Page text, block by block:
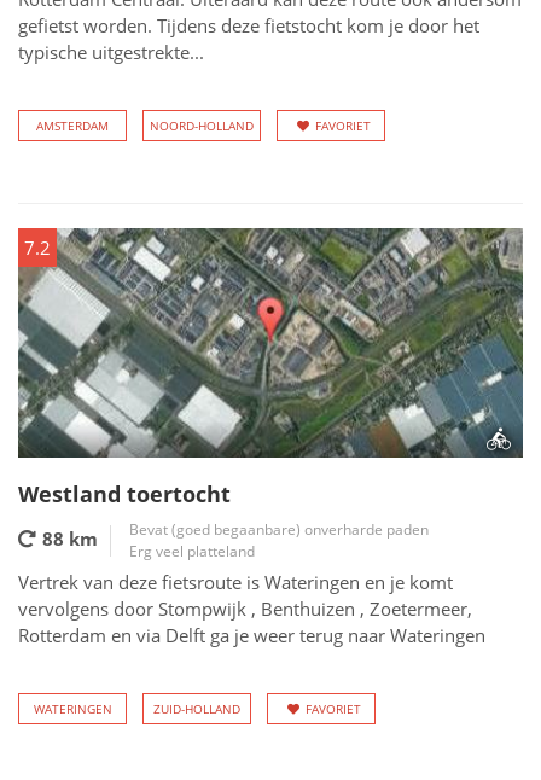
gefietst worden. Tijdens deze fietstocht kom je door het
typische uitgestrekte...
AMSTERDAM NOORD-HOLLAND FAVORIET
7.2
Westland toertocht
88 km
Bevat (goed begaanbare) onverharde paden
Erg veel platteland
Vertrek van deze fietsroute is Wateringen en je komt
vervolgens door Stompwijk , Benthuizen , Zoetermeer,
Rotterdam en via Delft ga je weer terug naar Wateringen
WATERINGEN ZUID-HOLLAND FAVORIET